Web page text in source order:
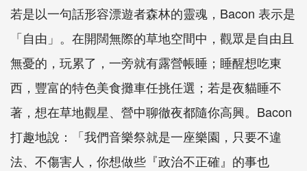
若是以一句話形容漂遊者森林的靈魂，Bacon 表示是
「自由」。在開闊無際的草地空間中，觀眾是自由且
無憂的，玩累了，一旁就有露營帳睡；睡醒想吃東
西，豐富的特色美食攤車任挑任選；若是夜貓睡不
著，想在草地觀星、營中聊徹夜都隨你高興。Bacon
打趣地說：「我們音樂祭就是一座樂園，只要不違
法、不傷害人，你想做些『政治不正確』的事也